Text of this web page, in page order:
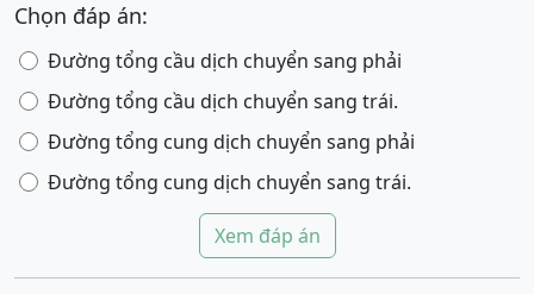
Chọn đáp án:
Đường tổng cầu dịch chuyển sang phải
Đường tổng cầu dịch chuyển sang trái.
Đường tổng cung dịch chuyển sang phải
Đường tổng cung dịch chuyển sang trái.
Xem đáp án